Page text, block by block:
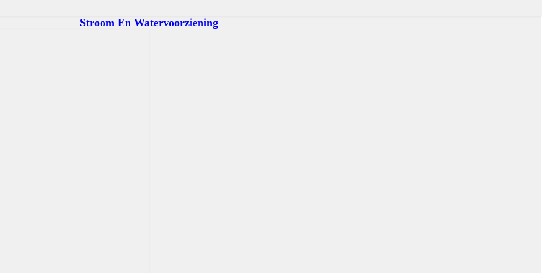
Stroom En Watervoorziening